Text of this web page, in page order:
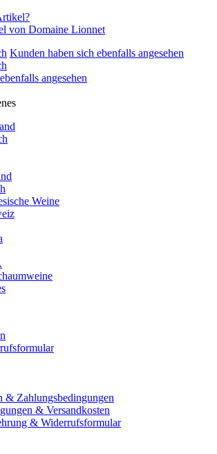
von Domaine Lionnet
Kunden haben sich ebenfalls angesehen
angesehen
Weine
& Zahlungsbedingungen
& Versandkosten
& Widerrufsformular